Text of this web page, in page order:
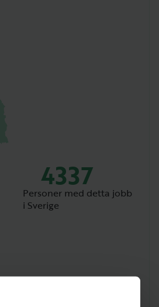
4337
Personer med detta jobb
i Sverige